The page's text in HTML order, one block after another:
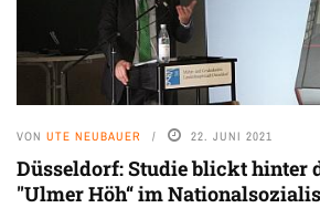
VON UTE NEUBAUER 22. JUNI 2021
Düsseldorf: Studie blickt hinter
"Ulmer Höh“ im